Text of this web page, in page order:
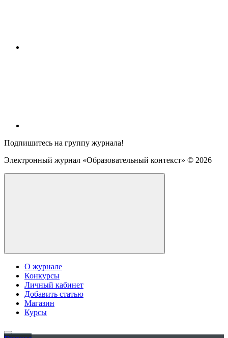
Подпишитесь на группу журнала!
Электронный журнал «Образовательный контекст» © 2026
О журнале
Конкурсы
Личный кабинет
Добавить статью
Магазин
Курсы